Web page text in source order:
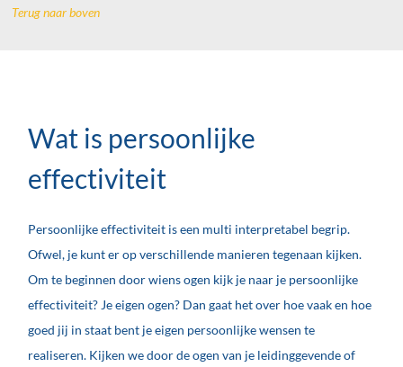
Terug naar boven
Wat is persoonlijke
effectiviteit
Persoonlijke effectiviteit is een multi interpretabel begrip.
Ofwel, je kunt er op verschillende manieren tegenaan kijken.
Om te beginnen door wiens ogen kijk je naar je persoonlijke
effectiviteit? Je eigen ogen? Dan gaat het over hoe vaak en hoe
goed jij in staat bent je eigen persoonlijke wensen te
realiseren. Kijken we door de ogen van je leidinggevende of